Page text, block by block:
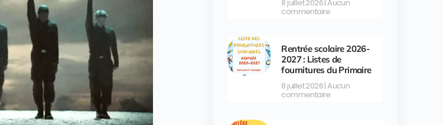
8 juillet 2026 Aucun
commentaire
Rentrée scolaire 2026-
2027 : Listes de
fournitures du Primaire
8 juillet 2026 Aucun
commentaire